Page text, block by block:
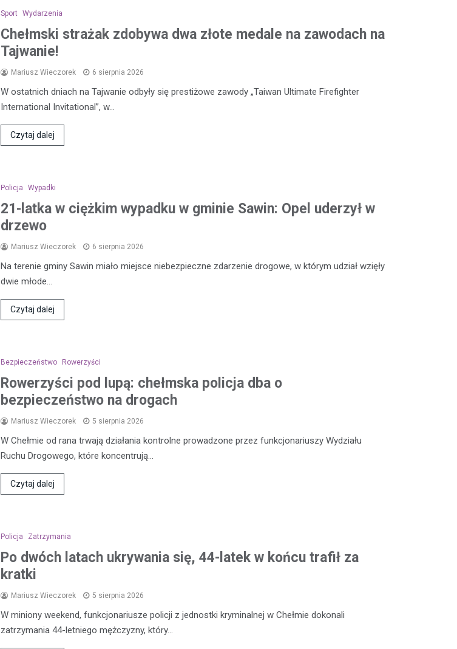
Sport Wydarzenia
Chełmski strażak zdobywa dwa złote medale na zawodach na
Tajwanie!
Mariusz Wieczorek 6 sierpnia 2026
W ostatnich dniach na Tajwanie odbyły się prestiżowe zawody „Taiwan Ultimate Firefighter
International Invitational”, w…
Czytaj dalej
Policja Wypadki
21-latka w ciężkim wypadku w gminie Sawin: Opel uderzył w
drzewo
Mariusz Wieczorek 6 sierpnia 2026
Na terenie gminy Sawin miało miejsce niebezpieczne zdarzenie drogowe, w którym udział wzięły
dwie młode…
Czytaj dalej
Bezpieczeństwo Rowerzyści
Rowerzyści pod lupą: chełmska policja dba o
bezpieczeństwo na drogach
Mariusz Wieczorek 5 sierpnia 2026
W Chełmie od rana trwają działania kontrolne prowadzone przez funkcjonariuszy Wydziału
Ruchu Drogowego, które koncentrują…
Czytaj dalej
Policja Zatrzymania
Po dwóch latach ukrywania się, 44-latek w końcu trafił za
kratki
Mariusz Wieczorek 5 sierpnia 2026
W miniony weekend, funkcjonariusze policji z jednostki kryminalnej w Chełmie dokonali
zatrzymania 44-letniego mężczyzny, który…